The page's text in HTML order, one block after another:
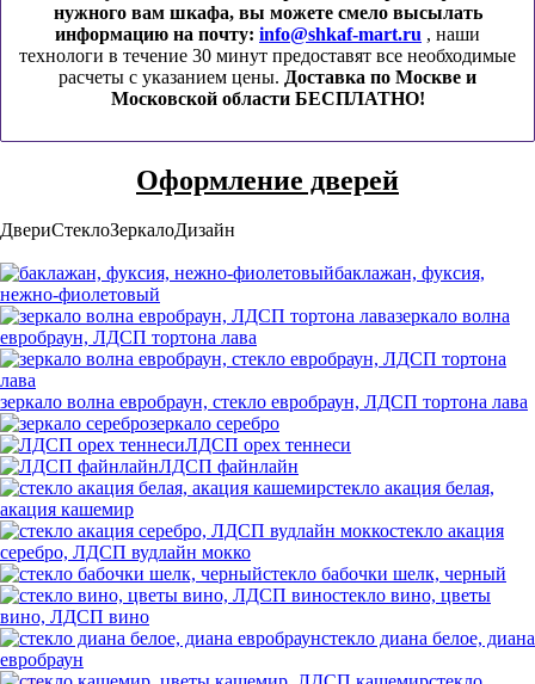
нужного вам шкафа, вы можете смело высылать
информацию на почту: info@shkaf-mart.ru , наши
технологи в течение 30 минут предоставят все необходимые
расчеты с указанием цены. Доставка по Москве и
Московской области БЕСПЛАТНО!
Оформление дверей
ДвериСтеклоЗеркалоДизайн
баклажан, фуксия,
нежно-фиолетовый
зеркало волна
евробраун, ЛДСП тортона лава
зеркало волна евробраун, стекло евробраун, ЛДСП тортона лава
зеркало серебро
ЛДСП орех теннеси
ЛДСП файнлайн
стекло акация белая,
акация кашемир
стекло акация
серебро, ЛДСП вудлайн мокко
стекло бабочки шелк, черный
стекло вино, цветы
вино, ЛДСП вино
стекло диана белое, диана
евробраун